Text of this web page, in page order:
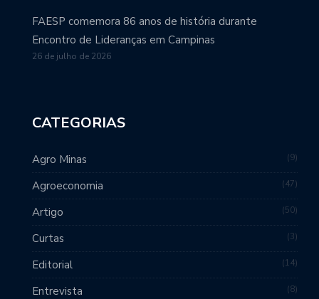
FAESP comemora 86 anos de história durante
Encontro de Lideranças em Campinas
26 de julho de 2026
CATEGORIAS
Agro Minas 9
Agroeconomia 47
Artigo 50
Curtas 3
Editorial 14
Entrevista 8